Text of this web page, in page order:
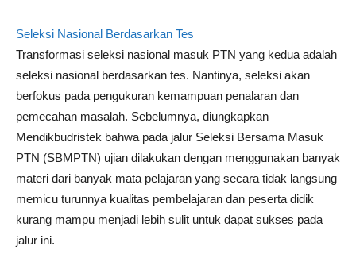
Seleksi Nasional Berdasarkan Tes
Transformasi seleksi nasional masuk PTN yang kedua adalah
seleksi nasional berdasarkan tes. Nantinya, seleksi akan
berfokus pada pengukuran kemampuan penalaran dan
pemecahan masalah. Sebelumnya, diungkapkan
Mendikbudristek bahwa pada jalur Seleksi Bersama Masuk
PTN (SBMPTN) ujian dilakukan dengan menggunakan banyak
materi dari banyak mata pelajaran yang secara tidak langsung
memicu turunnya kualitas pembelajaran dan peserta didik
kurang mampu menjadi lebih sulit untuk dapat sukses pada
jalur ini.